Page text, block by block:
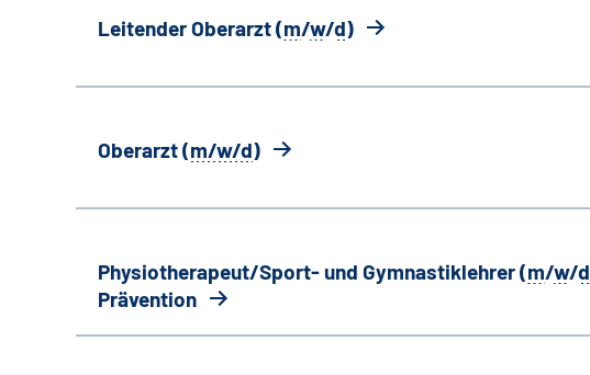
Leitender Oberarzt (m/w/d)
Oberarzt (m/w/d)
Physiotherapeut/Sport- und Gymnastiklehrer (m/w/d
Prävention